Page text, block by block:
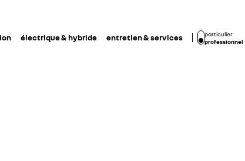
électrique & hybride entretien & services
particulier
professionnel